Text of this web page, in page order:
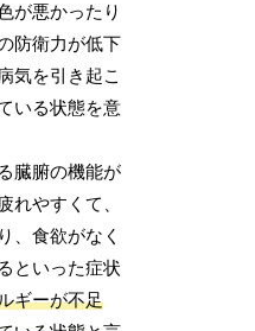
が悪かったり
防衛力が低下
気を引き起こ
いる状態を意
臓腑の機能が
れやすくて、
、食欲がなく
といった症状
ギーが不足